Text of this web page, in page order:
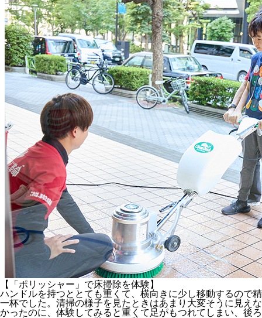
【「ポリッシャー」で床掃除を体験】
ハンドルを持つととても重くて、横向きに少し移動するので精
一杯でした。清掃の様子を見たときはあまり大変そうに見えな
かったのに、体験してみると重くて足がもつれてしまい、後ろ